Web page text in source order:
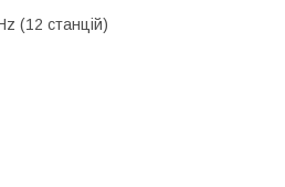
(12 станцій)